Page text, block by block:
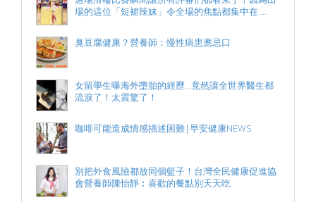
場的這位「短裙辣妹」令全場的焦點都集中在....
臭豆腐健康？營養師：慢性病患應忌口
女留學生曝海外墮胎的經歷...竟然讓全世界醫生都
流淚了！太震驚了！
咖啡可能造成情感描述困難|早安健康NEWS
別把外食風險都放同個籃子！台灣全民健康促進協
會營養師陳怡靜︰喜歡的餐點別天天吃